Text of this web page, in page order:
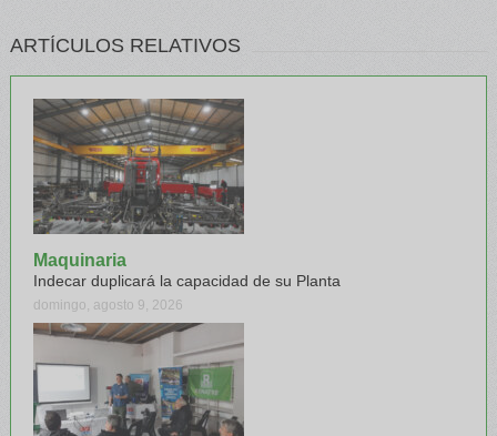
ARTÍCULOS RELATIVOS
Maquinaria
Indecar duplicará la capacidad de su Planta
domingo, agosto 9, 2026